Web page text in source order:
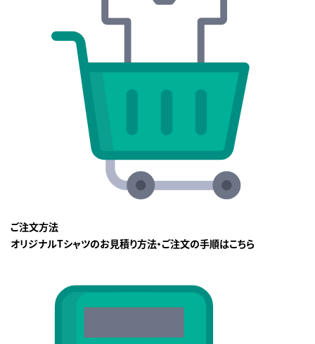
ご注文方法
オリジナルTシャツのお見積り方法・ご注文の手順はこちら